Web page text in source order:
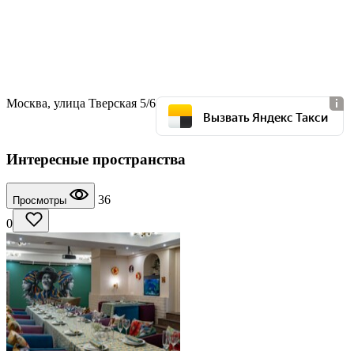
Москва, улица Тверская 5/6
Вызвать Яндекс Такси
Интересные пространства
Просмотры
36
0